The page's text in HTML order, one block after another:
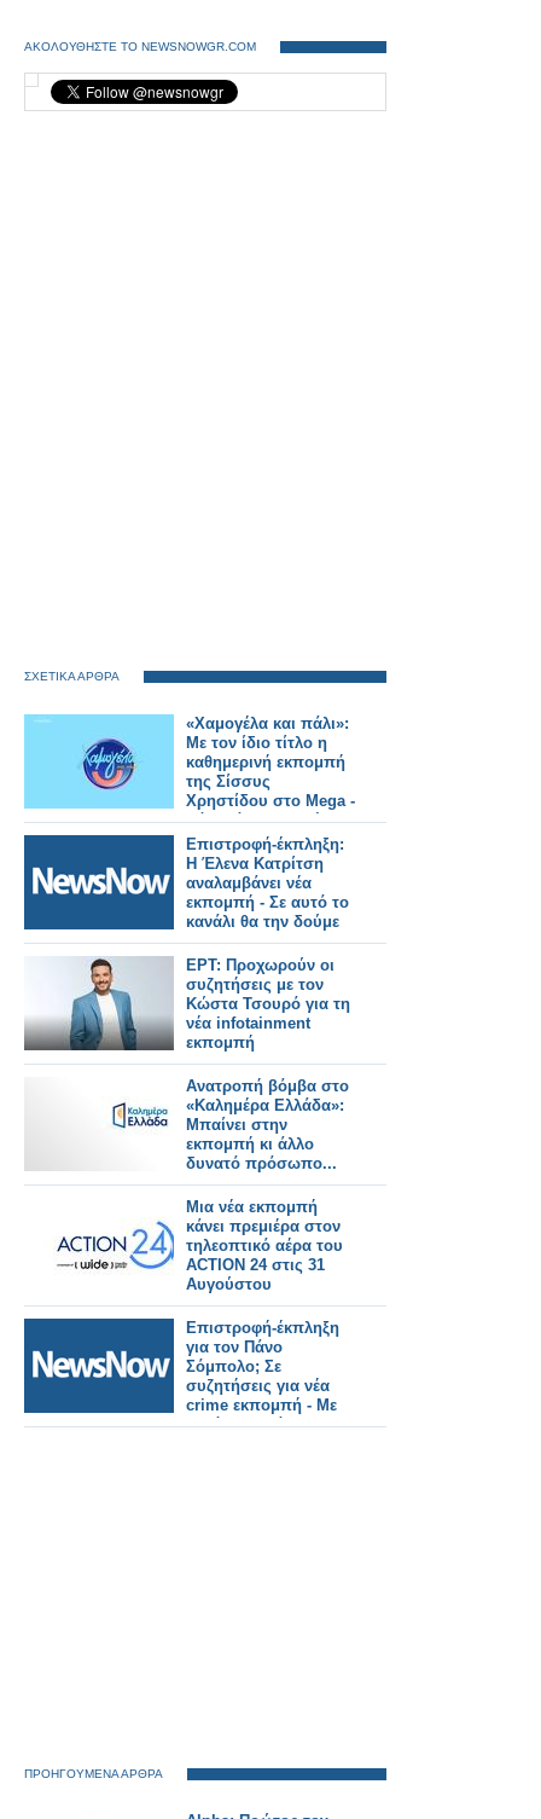
ΑΚΟΛΟΥΘΗΣΤΕ ΤΟ NEWSNOWGR.COM
ΣΧΕΤΙΚΑ ΑΡΘΡΑ
«Χαμογέλα και πάλι»:
Με τον ίδιο τίτλο η
καθημερινή εκπομπή
της Σίσσυς
Χρηστίδου στο Mega -
Πότε κάνει πρεμιέρα;
Επιστροφή-έκπληξη:
Η Έλενα Κατρίτση
αναλαμβάνει νέα
εκπομπή - Σε αυτό το
κανάλι θα την δούμε
ΕΡΤ: Προχωρούν οι
συζητήσεις με τον
Κώστα Τσουρό για τη
νέα infotainment
εκπομπή
Ανατροπή βόμβα στο
«Καλημέρα Ελλάδα»:
Μπαίνει στην
εκπομπή κι άλλο
δυνατό πρόσωπο...
Μια νέα εκπομπή
κάνει πρεμιέρα στον
τηλεοπτικό αέρα του
ACTION 24 στις 31
Αυγούστου
Επιστροφή-έκπληξη
για τον Πάνο
Σόμπολο; Σε
συζητήσεις για νέα
crime εκπομπή - Με
αυτό το κανάλι
ΠΡΟΗΓΟΥΜΕΝΑ ΑΡΘΡΑ